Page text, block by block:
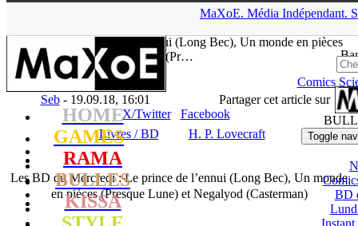
MaXoE. Média Indépendant.
HOME
GAMES
RAMA
BULLES
KISSA
Comics
Toggle
BD
Instant
Mercredi : Le prince de l’ennui (Long Bec), Un monde en pièces
(Pr…
Seb- 19.09.18, 16:01
Partager cet article sur
X/Twitter
Facebook
Livres / BD
H. P. Lovecraft
Les BD du Mercredi : Le prince de l’ennui (Long Bec), Un monde
en pièces (Presque Lune) et Negalyod (Casterman)